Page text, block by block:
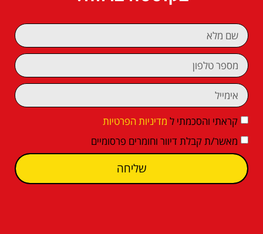
קראתי והסכמתי ל מדיניות הפרטיות
מאשר/ת קבלת דיוור וחומרים פרסומיים
שליחה